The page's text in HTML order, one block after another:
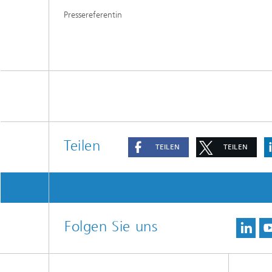
Pressereferentin
Teilen TEILEN TEILEN
Folgen Sie uns